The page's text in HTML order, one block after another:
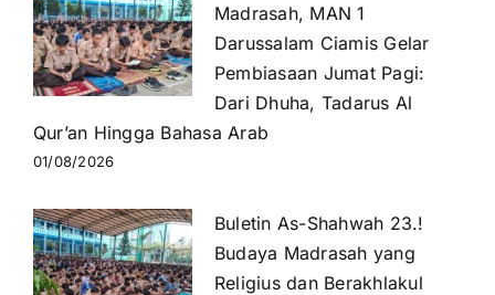
Madrasah, MAN 1
Darussalam Ciamis Gelar
Pembiasaan Jumat Pagi:
Dari Dhuha, Tadarus Al
Qur’an Hingga Bahasa Arab
01/08/2026
Buletin As-Shahwah 23.!
Budaya Madrasah yang
Religius dan Berakhlakul